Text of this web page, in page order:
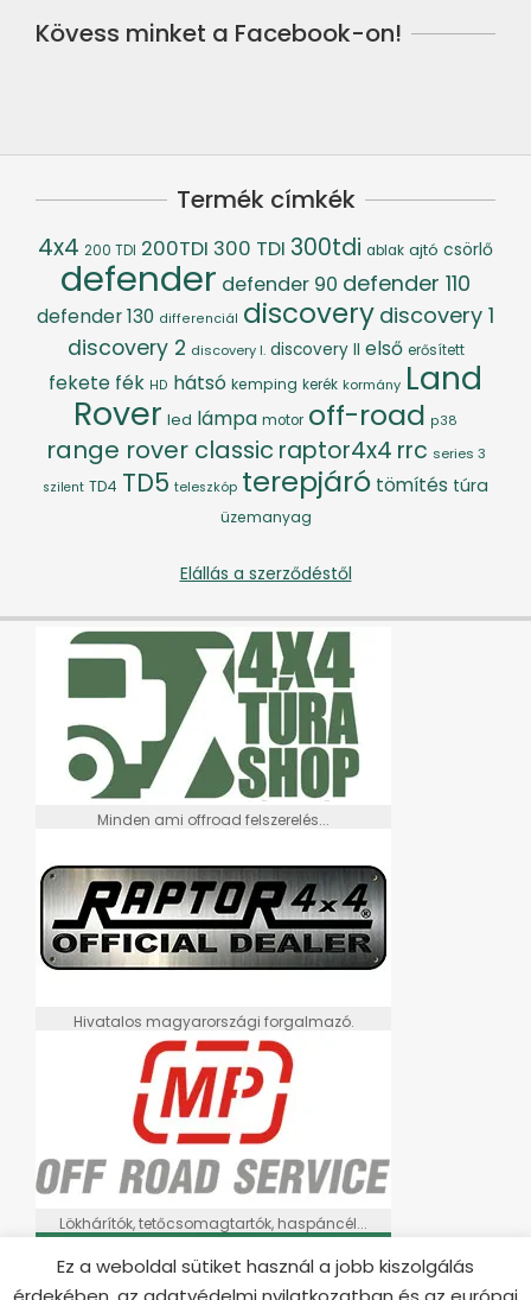
Kövess minket a Facebook-on!
Termék címkék
4x4 200 TDI 200TDI 300 TDI 300tdi ablak ajtó csörlő
defender defender 90 defender 110
defender 130 differenciál discovery discovery 1
discovery 2 discovery I. discovery II első erősített
fekete fék HD hátsó kemping kerék kormány Land
Rover led lámpa motor off-road p38
range rover classic raptor4x4 rrc series 3
szilent TD4 TD5 teleszkóp terepjáró tömítés túra
üzemanyag
Elállás a szerződéstől
Minden ami offroad felszerelés...
Hivatalos magyarországi forgalmazó.
Lökhárítók, tetőcsomagtartók, haspáncél...
Ez a weboldal sütiket használ a jobb kiszolgálás